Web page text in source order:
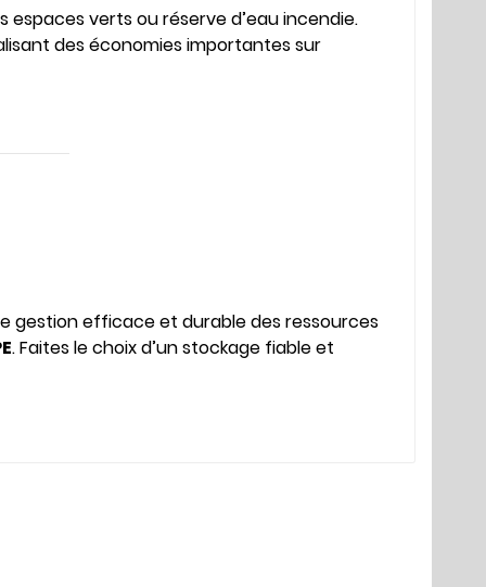
espaces verts ou réserve d’eau incendie.
des économies importantes sur
gestion efficace et durable des ressources
. Faites le choix d’un stockage fiable et